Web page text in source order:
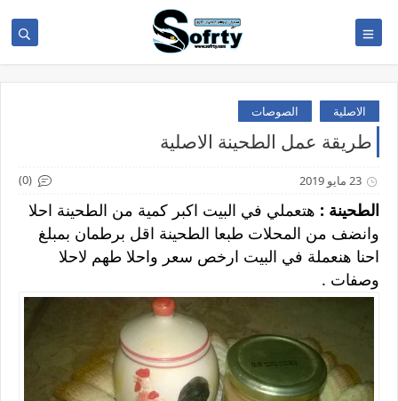
الاصلية الصوصات
طريقة عمل الطحينة الاصلية
23 مايو 2019 (0)
الطحينة : هتعملي في البيت اكبر كمية من الطحينة احلا
وانضف من المحلات طبعا الطحينة اقل برطمان بمبلغ
احنا هنعملة في البيت ارخص سعر واحلا طهم لاحلا
وصفات .